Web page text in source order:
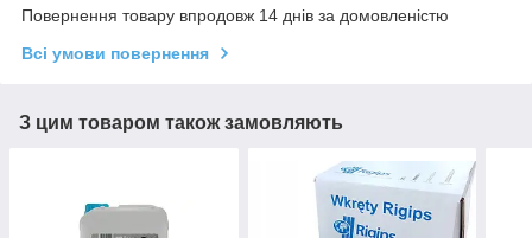
Повернення товару впродовж 14 днів за домовленістю
Всі умови повернення
З цим товаром також замовляють